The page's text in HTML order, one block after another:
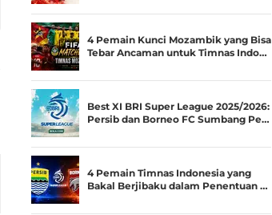
4 Pemain Kunci Mozambik yang Bisa
Tebar Ancaman untuk Timnas Indo…
Best XI BRI Super League 2025/2026:
Persib dan Borneo FC Sumbang Pe…
4 Pemain Timnas Indonesia yang
Bakal Berjibaku dalam Penentuan …